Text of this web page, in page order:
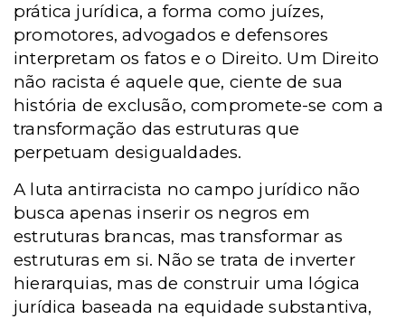
prática jurídica, a forma como juízes,
promotores, advogados e defensores
interpretam os fatos e o Direito. Um Direito
não racista é aquele que, ciente de sua
história de exclusão, compromete-se com a
transformação das estruturas que
perpetuam desigualdades.
A luta antirracista no campo jurídico não
busca apenas inserir os negros em
estruturas brancas, mas transformar as
estruturas em si. Não se trata de inverter
hierarquias, mas de construir uma lógica
jurídica baseada na equidade substantiva,